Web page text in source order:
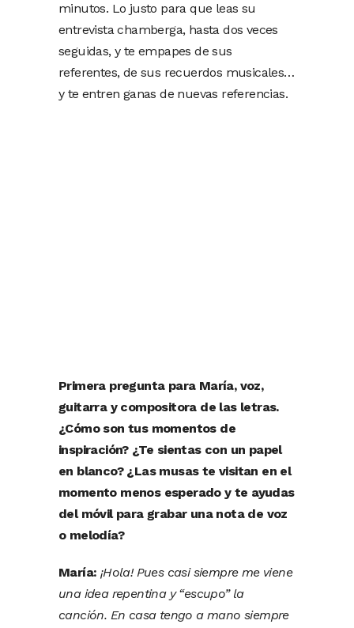
minutos. Lo justo para que leas su
entrevista chamberga, hasta dos veces
seguidas, y te empapes de sus
referentes, de sus recuerdos musicales…
y te entren ganas de nuevas referencias.
Primera pregunta para María, voz,
guitarra y compositora de las letras.
¿Cómo son tus momentos de
inspiración? ¿Te sientas con un papel
en blanco? ¿Las musas te visitan en el
momento menos esperado y te ayudas
del móvil para grabar una nota de voz
o melodía?
María: ¡Hola! Pues casi siempre me viene
una idea repentina y “escupo” la
canción. En casa tengo a mano siempre